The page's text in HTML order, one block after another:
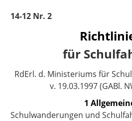
14-12 Nr. 2
Rich
für
RdErl. d. Ministeriums für
v. 19.03.1997 (GABl.
1
Schulwanderungen und